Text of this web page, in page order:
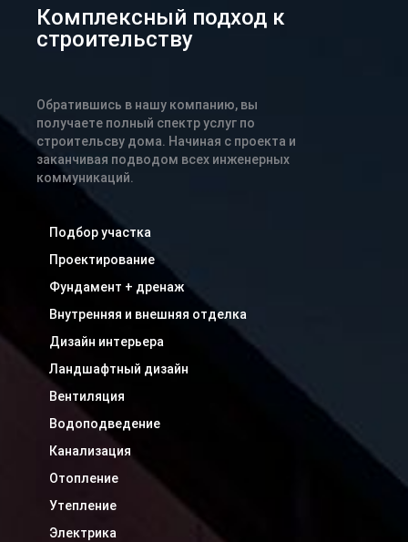
Комплексный подход к
строительству
Обратившись в нашу компанию, вы
получаете полный спектр услуг по
строительсву дома. Начиная с проекта и
заканчивая подводом всех инженерных
коммуникаций.
Подбор участка
Проектирование
Фундамент + дренаж
Внутренняя и внешняя отделка
Дизайн интерьера
Ландшафтный дизайн
Вентиляция
Водоподведение
Канализация
Отопление
Утепление
Электрика